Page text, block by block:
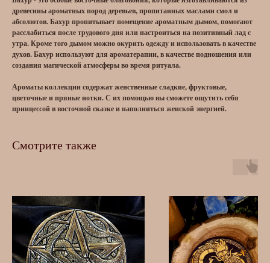
древесины ароматных пород деревьев, пропитанных маслами смол и
абсолютов. Бахур пропитывает помещение ароматным дымом, помогают
расслабиться после трудового дня или настроиться на позитивный лад с
утра. Кроме того дымом можно окурить одежду и использовать в качестве
духов. Бахур используют для ароматерапии, в качестве подношения или
создания магической атмосферы во время ритуала.
Ароматы коллекции содержат женственные сладкие, фруктовые,
цветочные и пряные нотки. С их помощью вы сможете ощутить себя
принцессой в восточной сказке и наполниться женской энергией.
Смотрите также